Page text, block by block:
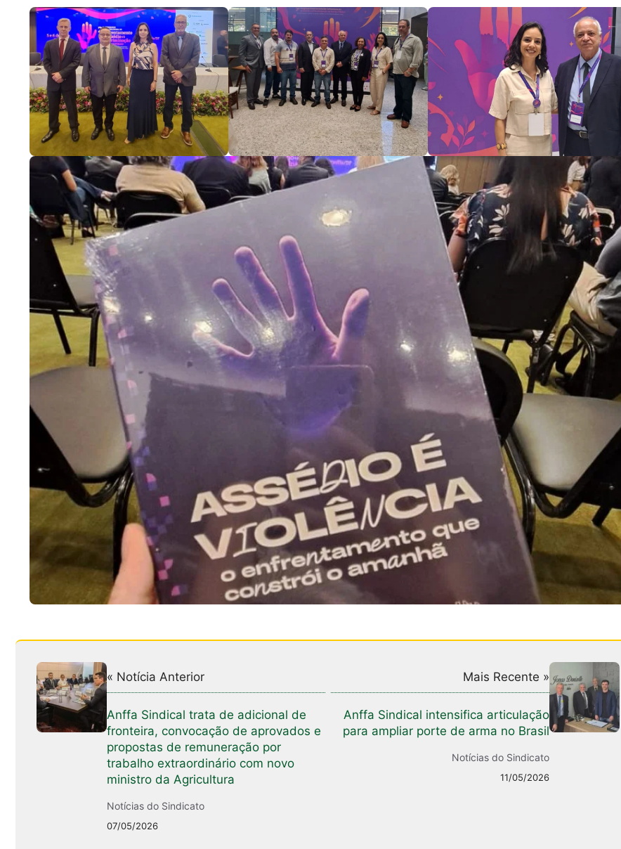
« Notícia Anterior
Anffa Sindical trata de adicional de
fronteira, convocação de aprovados e
propostas de remuneração por
trabalho extraordinário com novo
ministro da Agricultura
Notícias do Sindicato
07/05/2026
Mais Recente »
Anffa Sindical intensifica articulação
para ampliar porte de arma no Brasil
Notícias do Sindicato
11/05/2026